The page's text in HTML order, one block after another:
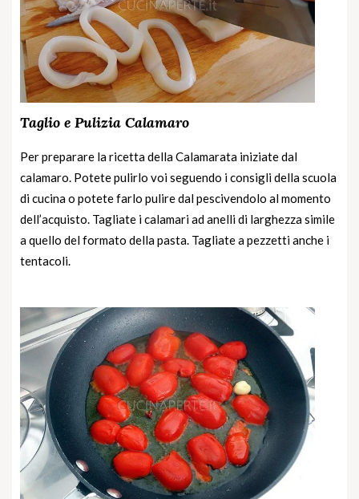
Taglio e Pulizia Calamaro
Per preparare la ricetta della Calamarata iniziate dal
calamaro. Potete pulirlo voi seguendo i consigli della scuola
di cucina o potete farlo pulire dal pescivendolo al momento
dell’acquisto. Tagliate i calamari ad anelli di larghezza simile
a quello del formato della pasta. Tagliate a pezzetti anche i
tentacoli.